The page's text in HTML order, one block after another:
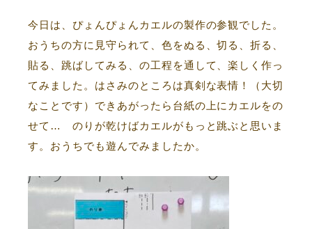
今日は、ぴょんぴょんカエルの製作の参観でした。
おうちの方に見守られて、色をぬる、切る、折る、
貼る、跳ばしてみる、の工程を通して、楽しく作っ
てみました。はさみのところは真剣な表情！（大切
なことです）できあがったら台紙の上にカエルをの
せて… のりが乾けばカエルがもっと跳ぶと思いま
す。おうちでも遊んでみましたか。